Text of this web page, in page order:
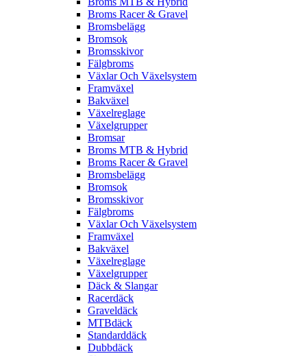
Broms Racer & Gravel
Bromsbelägg
Bromsok
Bromsskivor
Fälgbroms
Växlar Och Växelsystem
Framväxel
Bakväxel
Växelreglage
Växelgrupper
Bromsar
Broms MTB & Hybrid
Broms Racer & Gravel
Bromsbelägg
Bromsok
Bromsskivor
Fälgbroms
Växlar Och Växelsystem
Framväxel
Bakväxel
Växelreglage
Växelgrupper
Däck & Slangar
Racerdäck
Graveldäck
MTBdäck
Standarddäck
Dubbdäck